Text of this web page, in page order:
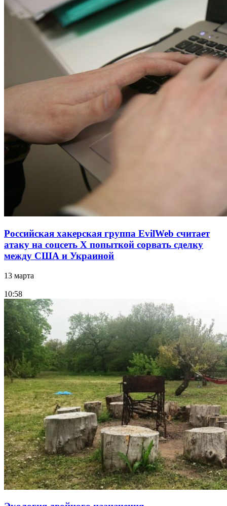
Российская хакерская группа EvilWeb считает
атаку на соцсеть Х попыткой сорвать сделку
между США и Украиной
13 марта
10:58